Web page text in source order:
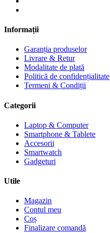
Informații
Garanția produselor
Livrare & Retur
Modalitate de plată
Politică de confidențialitate
Termeni & Condiții
Categorii
Laptop & Computer
Smartphone & Tablete
Accesorii
Smartwatch
Gadgeturi
Utile
Magazin
Contul meu
Coș
Finalizare comandă